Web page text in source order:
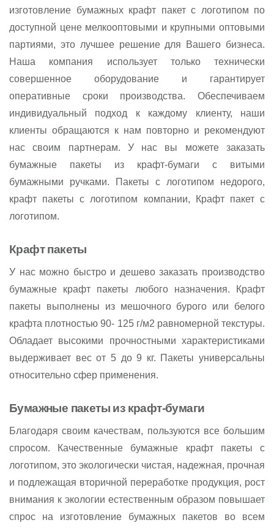
изготовление бумажных крафт пакет с логотипом по
доступной цене мелкооптовыми и крупными оптовыми
партиями, это лучшее решение для Вашего бизнеса.
Наша компания использует только технически
совершенное оборудование и гарантирует
оперативные сроки производства. Обеспечиваем
индивидуальный подход к каждому клиенту, наши
клиенты обращаются к нам повторно и рекомендуют
нас своим партнерам. У нас вы можете заказать
бумажные пакеты из крафт-бумаги с витыми
бумажными ручками. Пакеты с логотипом недорого,
крафт пакеты с логотипом компании, Крафт пакет с
логотипом.
Крафт пакеты
У нас можно быстро и дешево заказать производство
бумажные крафт пакеты любого назначения. Крафт
пакеты выполнены из мешочного бурого или белого
крафта плотностью 90- 125 г/м2 равномерной текстуры.
Обладает высокими прочностными характеристиками
выдерживает вес от 5 до 9 кг. Пакеты универсальны
относительно сфер применения.
Бумажные пакеты из крафт-бумаги
Благодаря своим качествам, пользуются все большим
спросом. Качественные бумажные крафт пакеты с
логотипом, это экологически чистая, надежная, прочная
и подлежащая вторичной переработке продукция, рост
внимания к экологии естественным образом повышает
спрос на изготовление бумажных пакетов во всем